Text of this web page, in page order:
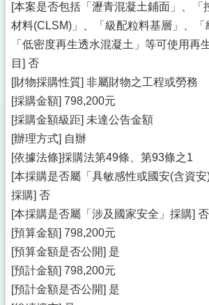
[本案是否包括「瀝青混凝土鋪面」、「
材料(CLSM)」、「級配粒料基層」、
「低密度再生透水混凝土」等可使用再
目] 否
[財物採購性質] 非屬財物之工程或勞務
[採購金額] 798,200元
[採購金額級距] 未達公告金額
[辦理方式] 自辦
[依據法條]採購法第49條、第93條之1
[本採購是否屬「具敏感性或國安(含資安
採購] 否
[本採購是否屬「涉及國家安全」採購] 否
[預算金額] 798,200元
[預算金額是否公開] 是
[預計金額] 798,200元
[預計金額是否公開] 是